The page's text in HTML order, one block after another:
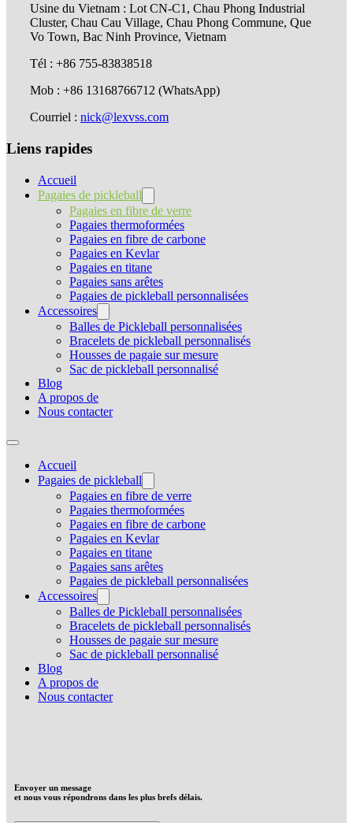
Usine du Vietnam : Lot CN-C1, Chau Phong Industrial
Cluster, Chau Cau Village, Chau Phong Commune, Que
Vo Town, Bac Ninh Province, Vietnam
Tél : +86 755-83838518
Mob : +86 13168766712 (WhatsApp)
Courriel : nick@lexvss.com
Liens rapides
Accueil
Pagaies de pickleball
Pagaies en fibre de verre
Pagaies thermoformées
Pagaies en fibre de carbone
Pagaies en Kevlar
Pagaies en titane
Pagaies sans arêtes
Pagaies de pickleball personnalisées
Accessoires
Balles de Pickleball personnalisées
Bracelets de pickleball personnalisés
Housses de pagaie sur mesure
Sac de pickleball personnalisé
Blog
A propos de
Nous contacter
Accueil
Pagaies de pickleball
Pagaies en fibre de verre
Pagaies thermoformées
Pagaies en fibre de carbone
Pagaies en Kevlar
Pagaies en titane
Pagaies sans arêtes
Pagaies de pickleball personnalisées
Accessoires
Balles de Pickleball personnalisées
Bracelets de pickleball personnalisés
Housses de pagaie sur mesure
Sac de pickleball personnalisé
Blog
A propos de
Nous contacter
Envoyer un message
et nous vous répondrons dans les plus brefs délais.